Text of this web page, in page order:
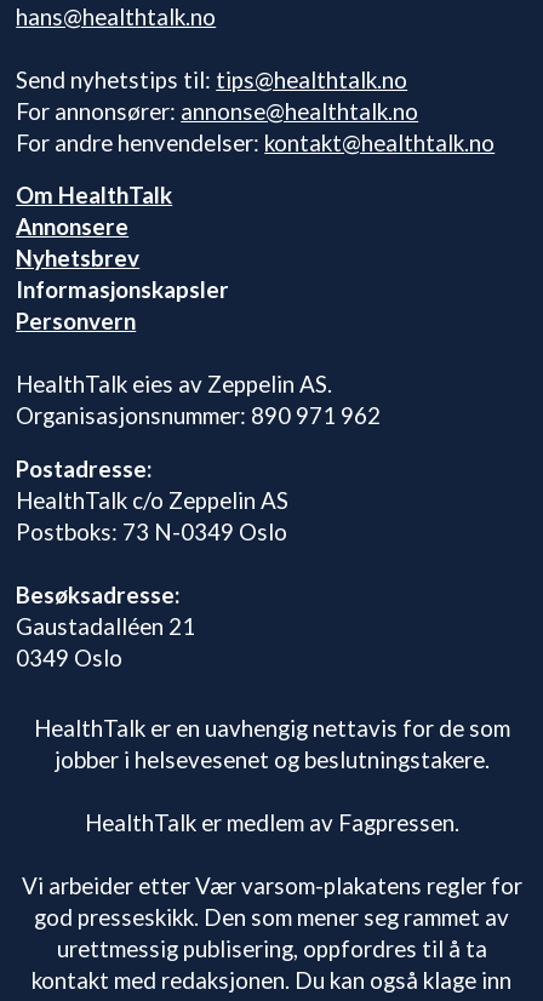
hans@healthtalk.no
Send nyhetstips til: tips@healthtalk.no
For annonsører: annonse@healthtalk.no
For andre henvendelser: kontakt@healthtalk.no
Om HealthTalk
Annonsere
Nyhetsbrev
Informasjonskapsler
Personvern
HealthTalk eies av Zeppelin AS.
Organisasjonsnummer: 890 971 962
Postadresse:
HealthTalk c/o Zeppelin AS
Postboks: 73 N-0349 Oslo
Besøksadresse:
Gaustadalléen 21
0349 Oslo
HealthTalk er en uavhengig nettavis for de som
jobber i helsevesenet og beslutningstakere.
HealthTalk er medlem av Fagpressen.
Vi arbeider etter Vær varsom-plakatens regler for
god presseskikk. Den som mener seg rammet av
urettmessig publisering, oppfordres til å ta
kontakt med redaksjonen. Du kan også klage inn